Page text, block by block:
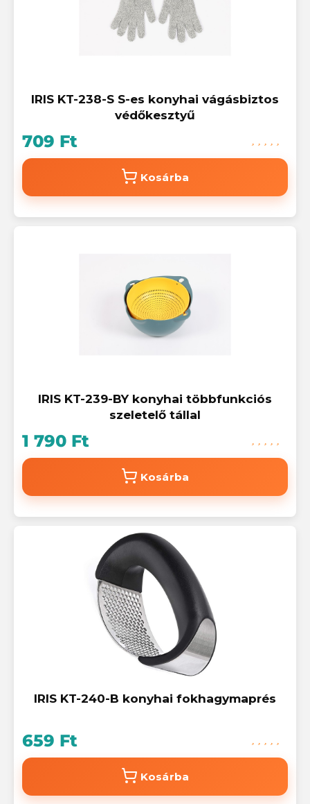
IRIS KT-238-S S-es konyhai vágásbiztos
védőkesztyű
709 Ft
Kosárba
IRIS KT-239-BY konyhai többfunkciós
szeletelő tállal
1 790 Ft
Kosárba
IRIS KT-240-B konyhai fokhagymaprés
659 Ft
Kosárba